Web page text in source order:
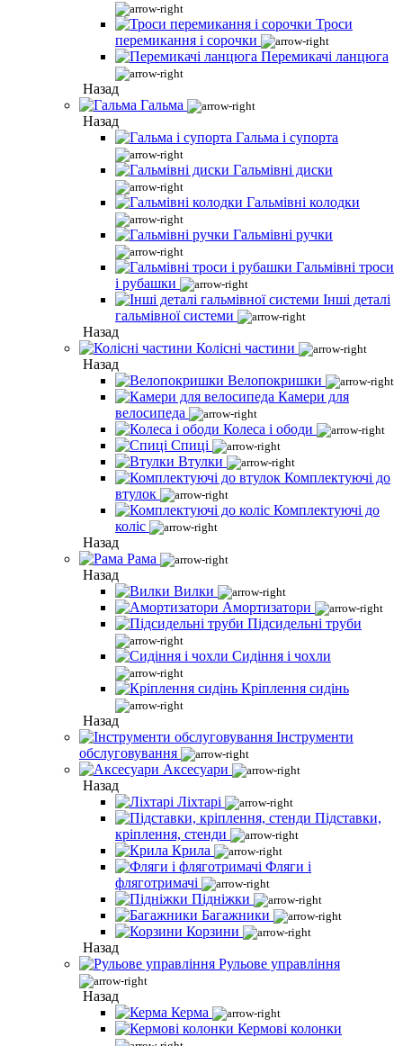
Троси
перемикання і сорочки
Перемикачі ланцюга
Назад
Гальма
Назад
Гальма і супорта
Гальмівні диски
Гальмівні колодки
Гальмівні ручки
Гальмівні троси
і рубашки
Інші деталі
гальмівної системи
Назад
Колісні частини
Назад
Велопокришки
Камери для
велосипеда
Колеса і ободи
Спиці
Втулки
Комплектуючі до
втулок
Комплектуючі до
коліс
Назад
Рама
Назад
Вилки
Амортизатори
Підсидельні труби
Сидіння і чохли
Кріплення сидінь
Назад
Інструменти
обслуговування
Аксесуари
Назад
Ліхтарі
Підставки,
кріплення, стенди
Крила
Фляги і
фляготримачі
Підніжки
Багажники
Корзини
Назад
Рульове управління
Назад
Керма
Кермові колонки